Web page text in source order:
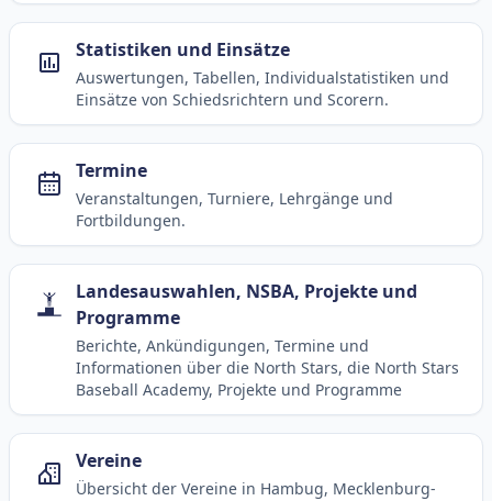
Statistiken und Einsätze
Auswertungen, Tabellen, Individualstatistiken und
Einsätze von Schiedsrichtern und Scorern.
Termine
Veranstaltungen, Turniere, Lehrgänge und
Fortbildungen.
Landesauswahlen, NSBA, Projekte und
Programme
Berichte, Ankündigungen, Termine und
Informationen über die North Stars, die North Stars
Baseball Academy, Projekte und Programme
Vereine
Übersicht der Vereine in Hambug, Mecklenburg-